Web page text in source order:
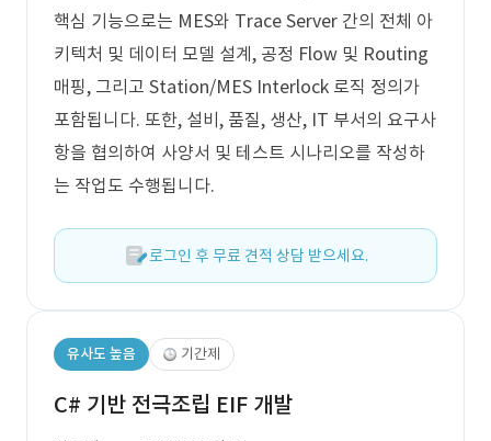
핵심 기능으로는 MES와 Trace Server 간의 전체 아
키텍처 및 데이터 모델 설계, 공정 Flow 및 Routing
매핑, 그리고 Station/MES Interlock 로직 정의가
포함됩니다. 또한, 설비, 품질, 생산, IT 부서의 요구사
항을 협의하여 사양서 및 테스트 시나리오를 작성하
는 작업도 수행됩니다.
로그인 후 무료 견적 상담 받으세요.
유사도 높음 기간제
C# 기반 전극조립 EIF 개발